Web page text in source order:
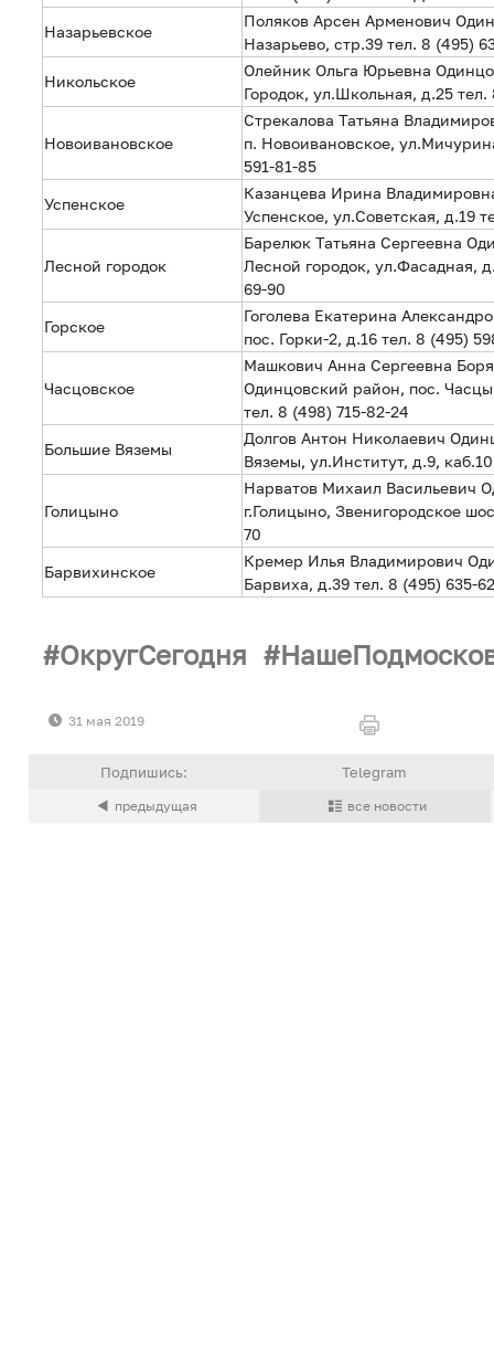
Назарьевское
Поляков Арсен Арменович
Назарьево, стр.39 тел. 8 (495)
Никольское
Олейник Ольга Юрьевна
Городок, ул.Школьная, д.25 тел.
Новоивановское
Стрекалова Татьяна
п. Новоивановское,
591-81-85
Успенское
Казанцева Ирина
Успенское, ул.Советская, д.19
Лесной городок
Барелюк Татьяна Сергеевна
Лесной городок, ул.Фасадная,
69-90
Горское
Гоголева Екатерина
пос. Горки-2, д.16 тел. 8 (495)
Часцовское
Машкович Анна Сергеевна
Одинцовский район, пос.
тел. 8 (498) 715-82-24
Большие Вяземы
Долгов Антон Николаевич
Вяземы, ул.Институт, д.9,
Голицыно
Нарватов Михаил Васильевич
г.Голицыно, Звенигородское
70
Барвихинское
Кремер Илья Владимирович
Барвиха, д.39 тел. 8 (495) 635-
ОкругСегодня
31 мая 2019